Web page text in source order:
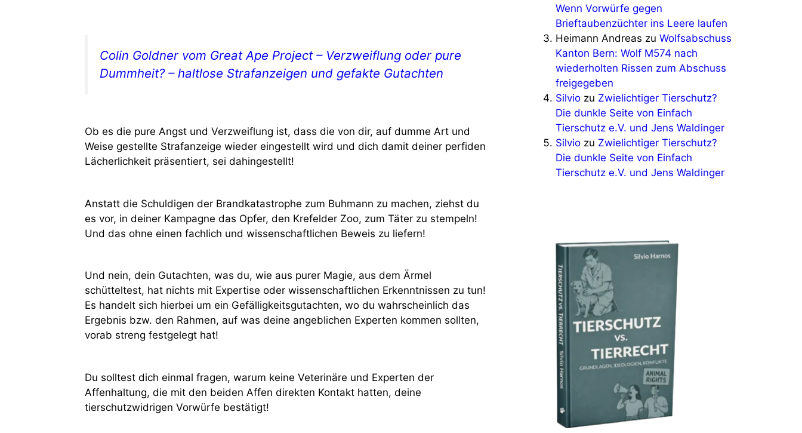
Colin Goldner vom Great Ape Project – Verzweiflung oder pure
Dummheit? – haltlose Strafanzeigen und gefakte Gutachten
Ob es die pure Angst und Verzweiflung ist, dass die von dir, auf dumme Art und
Weise gestellte Strafanzeige wieder eingestellt wird und dich damit deiner perfiden
Lächerlichkeit präsentiert, sei dahingestellt!
Anstatt die Schuldigen der Brandkatastrophe zum Buhmann zu machen, ziehst du
es vor, in deiner Kampagne das Opfer, den Krefelder Zoo, zum Täter zu stempeln!
Und das ohne einen fachlich und wissenschaftlichen Beweis zu liefern!
Und nein, dein Gutachten, was du, wie aus purer Magie, aus dem Ärmel
schütteltest, hat nichts mit Expertise oder wissenschaftlichen Erkenntnissen zu tun!
Es handelt sich hierbei um ein Gefälligkeitsgutachten, wo du wahrscheinlich das
Ergebnis bzw. den Rahmen, auf was deine angeblichen Experten kommen sollten,
vorab streng festgelegt hat!
Du solltest dich einmal fragen, warum keine Veterinäre und Experten der
Affenhaltung, die mit den beiden Affen direkten Kontakt hatten, deine
tierschutzwidrigen Vorwürfe bestätigt!
Wenn Vorwürfe gegen
Brieftaubenzüchter ins Leere laufen
Heimann Andreas zu Wolfsabschuss
Kanton Bern: Wolf M574 nach
wiederholten Rissen zum Abschuss
freigegeben
Silvio zu Zwielichtiger Tierschutz?
Die dunkle Seite von Einfach
Tierschutz e.V. und Jens Waldinger
Silvio zu Zwielichtiger Tierschutz?
Die dunkle Seite von Einfach
Tierschutz e.V. und Jens Waldinger